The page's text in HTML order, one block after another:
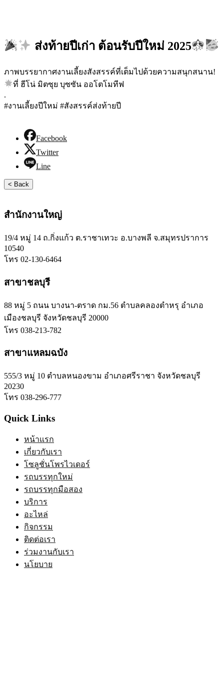
ส่งท้ายปีเก่า ต้อนรับปีใหม่ 2025
ภาพบรรยากาศงานเลี้ยงสังสรรค์ที่เต็มไปด้วยความสนุกสนาน!
ที่ ฮีโน่ มิตซุย บุซซัน ออโตโมทีฟ
.
#งานเลี้ยงปีใหม่ #สังสรรค์ส่งท้ายปี
Facebook
Twitter
Line
< Back
สำนักงานใหญ่
19/4 หมู่ 14 ถ.กิ่งแก้ว ต.ราชาเทวะ อ.บางพลี จ.สมุทรปราการ
10540
โทร 02-130-6464
สาขาชลบุรี
88 หมู่ 5 ถนน บางนา-ตราด กม.56 ตำบลคลองตำหรุ อำเภอ
เมืองชลบุรี จังหวัดชลบุรี 20000
โทร 038-213-782
สาขาแหลมฉบัง
555/3 หมู่ 10 ตำบลหนองขาม อำเภอศรีราชา จังหวัดชลบุรี
20230
โทร 038-296-777
Quick Links
หน้าแรก
เกี่ยวกับเรา
โซลูชั่นโพรไวเดอร์
รถบรรทุกใหม่
รถบรรทุกมือสอง
บริการ
อะไหล่
กิจกรรม
ติดต่อเรา
ร่วมงานกับเรา
นโยบาย